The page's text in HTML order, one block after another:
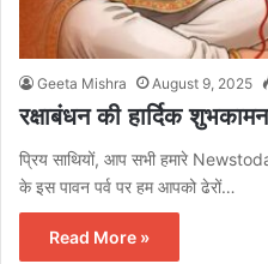
Geeta Mishra August 9, 2025
रक्षाबंधन की हार्दिक
प्रिय साथियों, आप सभी हमारे
के इस पावन पर्व पर हम आपको ढेरों…
Read More »